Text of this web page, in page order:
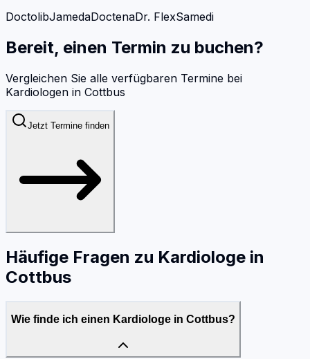
DoctolibJamedaDoctenaDr. FlexSamedi
Bereit, einen Termin zu buchen?
Vergleichen Sie alle verfügbaren Termine bei
Kardiologen in Cottbus
Jetzt Termine finden
Häufige Fragen zu Kardiologe in
Cottbus
Wie finde ich einen Kardiologe in Cottbus?